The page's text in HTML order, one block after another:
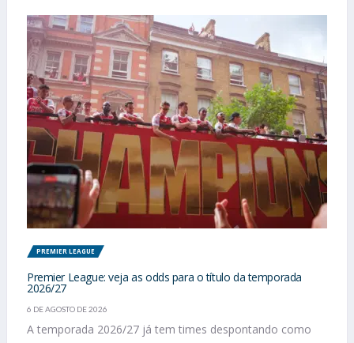
PREMIER LEAGUE
Premier League: veja as odds para o título da temporada
2026/27
6 DE AGOSTO DE 2026
A temporada 2026/27 já tem times despontando como